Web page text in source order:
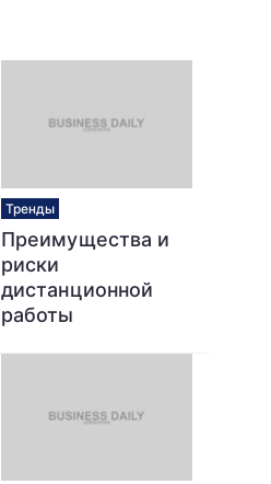
Тренды
Преимущества и
риски
дистанционной
работы